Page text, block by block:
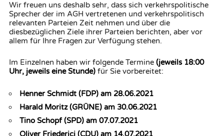
Wir freuen uns deshalb sehr, dass sich verkehrspolitische
Sprecher der im AGH vertretenen und verkehrspolitisch
relevanten Parteien Zeit nehmen und über die
diesbezüglichen Ziele ihrer Parteien berichten, aber vor
allem für Ihre Fragen zur Verfügung stehen.
Im Einzelnen haben wir folgende Termine (jeweils 18:00
Uhr, jeweils eine Stunde) für Sie vorbereitet:
Henner Schmidt (FDP) am 28.06.2021
Harald Moritz (GRÜNE) am 30.06.2021
Tino Schopf (SPD) am 07.07.2021
Oliver Friederici (CDU) am 14.07.2021